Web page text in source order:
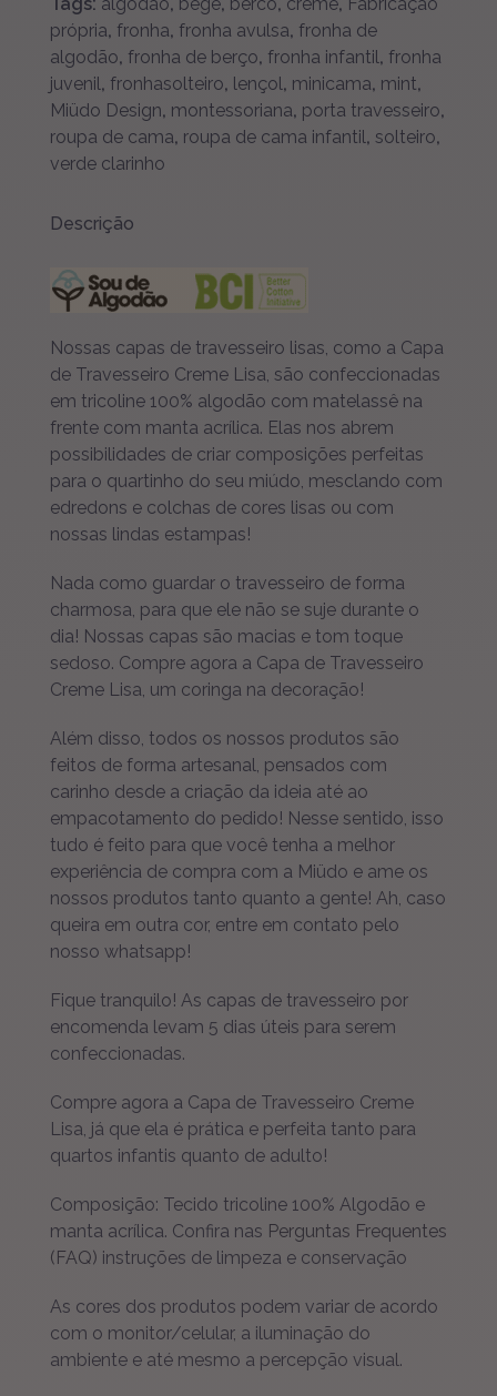
própria, fronha, fronha avulsa, fronha de
algodão, fronha de berço, fronha infantil, fronha
juvenil, fronhasolteiro, lençol, minicama, mint,
Miüdo Design, montessoriana, porta travesseiro,
roupa de cama, roupa de cama infantil, solteiro,
verde clarinho
Descrição
Nossas capas de travesseiro lisas, como a Capa
de Travesseiro Creme Lisa, são confeccionadas
em tricoline 100% algodão com matelassê na
frente com manta acrílica. Elas nos abrem
possibilidades de criar composições perfeitas
para o quartinho do seu miúdo, mesclando com
edredons e colchas de cores lisas ou com
nossas lindas estampas!
Nada como guardar o travesseiro de forma
charmosa, para que ele não se suje durante o
dia! Nossas capas são macias e tom toque
sedoso. Compre agora a Capa de Travesseiro
Creme Lisa, um coringa na decoração!
Além disso, todos os nossos produtos são
feitos de forma artesanal, pensados com
carinho desde a criação da ideia até ao
empacotamento do pedido! Nesse sentido, isso
tudo é feito para que você tenha a melhor
experiência de compra com a Miüdo e ame os
nossos produtos tanto quanto a gente! Ah, caso
queira em outra cor, entre em contato pelo
nosso whatsapp!
Fique tranquilo! As capas de travesseiro por
encomenda levam 5 dias úteis para serem
confeccionadas.
Compre agora a Capa de Travesseiro Creme
Lisa, já que ela é prática e perfeita tanto para
quartos infantis quanto de adulto!
Composição: Tecido tricoline 100% Algodão e
manta acrílica. Confira nas Perguntas Frequentes
(FAQ) instruções de limpeza e conservação
As cores dos produtos podem variar de acordo
com o monitor/celular, a iluminação do
ambiente e até mesmo a percepção visual.